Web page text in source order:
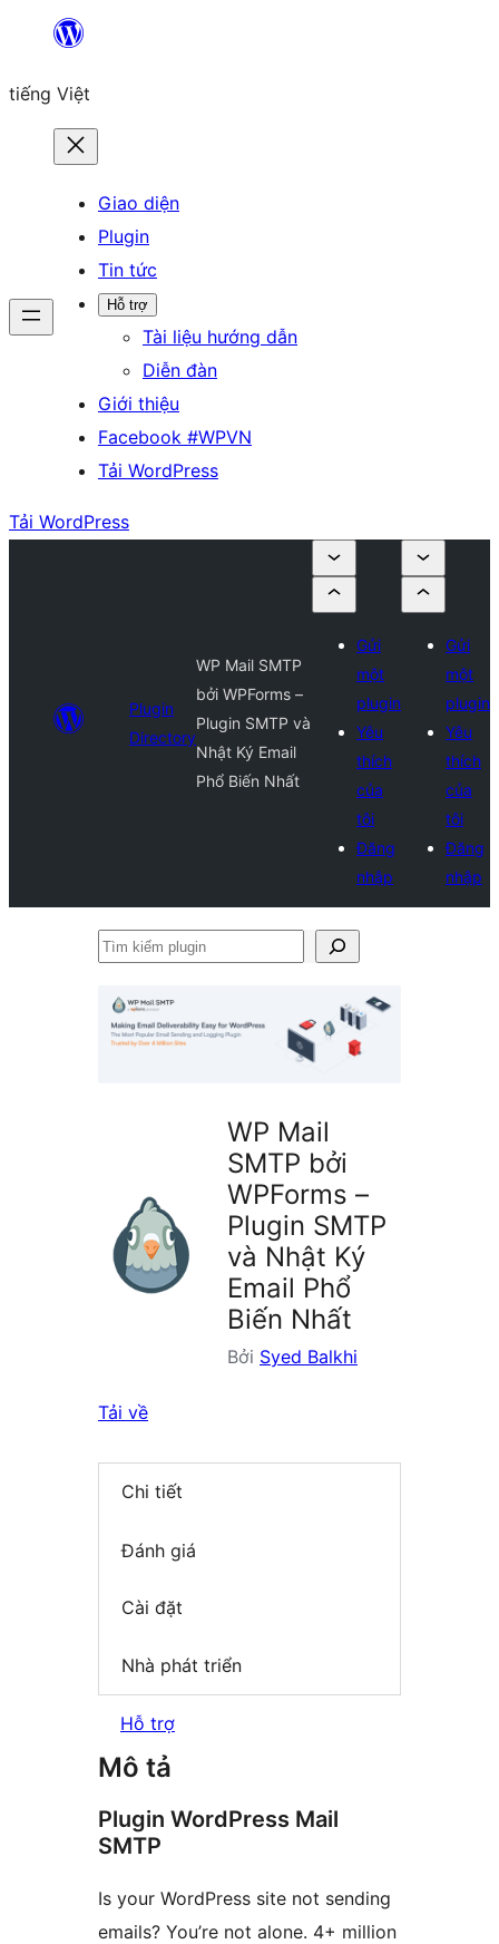
Chuyển
phần
tiếng Việt
Giao diện
Plugin
Tin tức
Hỗ trợ
Tài liệu hướng dẫn
Diễn đàn
Giới thiệu
Facebook #WPVN
Tải WordPress
Tải WordPress
Plugin
Directory
WP Mail SMTP
bởi WPForms –
Plugin SMTP và
Nhật Ký Email
Phổ Biến Nhất
Gửi
một
plugin
Yêu
thích
của
tôi
Đăng
nhập
Gửi
một
plugin
Yêu
thích
của
tôi
Đăng
nhập
Tìm
plugin
WP Mail
SMTP bởi
WPForms –
Plugin SMTP
và Nhật Ký
Email Phổ
Biến Nhất
Bởi Syed Balkhi
Tải về
Chi tiết
Đánh giá
Cài đặt
Nhà phát triển
Hỗ trợ
Mô tả
Plugin WordPress Mail
SMTP
Is your WordPress site not sending
emails? You’re not alone. 4+ million